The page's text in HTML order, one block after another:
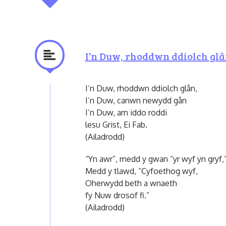
I’n Duw, rhoddwn ddiolch
I’n Duw, rhoddwn ddiolch glân,
I’n Duw, canwn newydd gân
I’n Duw, am iddo roddi
lesu Grist, Ei Fab.
(Ailadrodd)
“Yn awr”, medd y gwan “yr wyf yn
Medd y tlawd, “Cyfoethog wyf,
Oherwydd beth a wnaeth
fy Nuw drosof fi.”
(Ailadrodd)